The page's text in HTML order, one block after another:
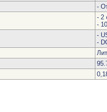
-
- 2
-
-
-